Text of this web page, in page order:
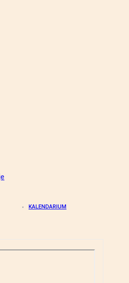
KALENDARIUM